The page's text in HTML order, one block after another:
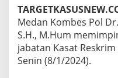
Medan Kombes Pol
S.H., M.Hum
jabatan Kasat
Senin (8/1/2024).